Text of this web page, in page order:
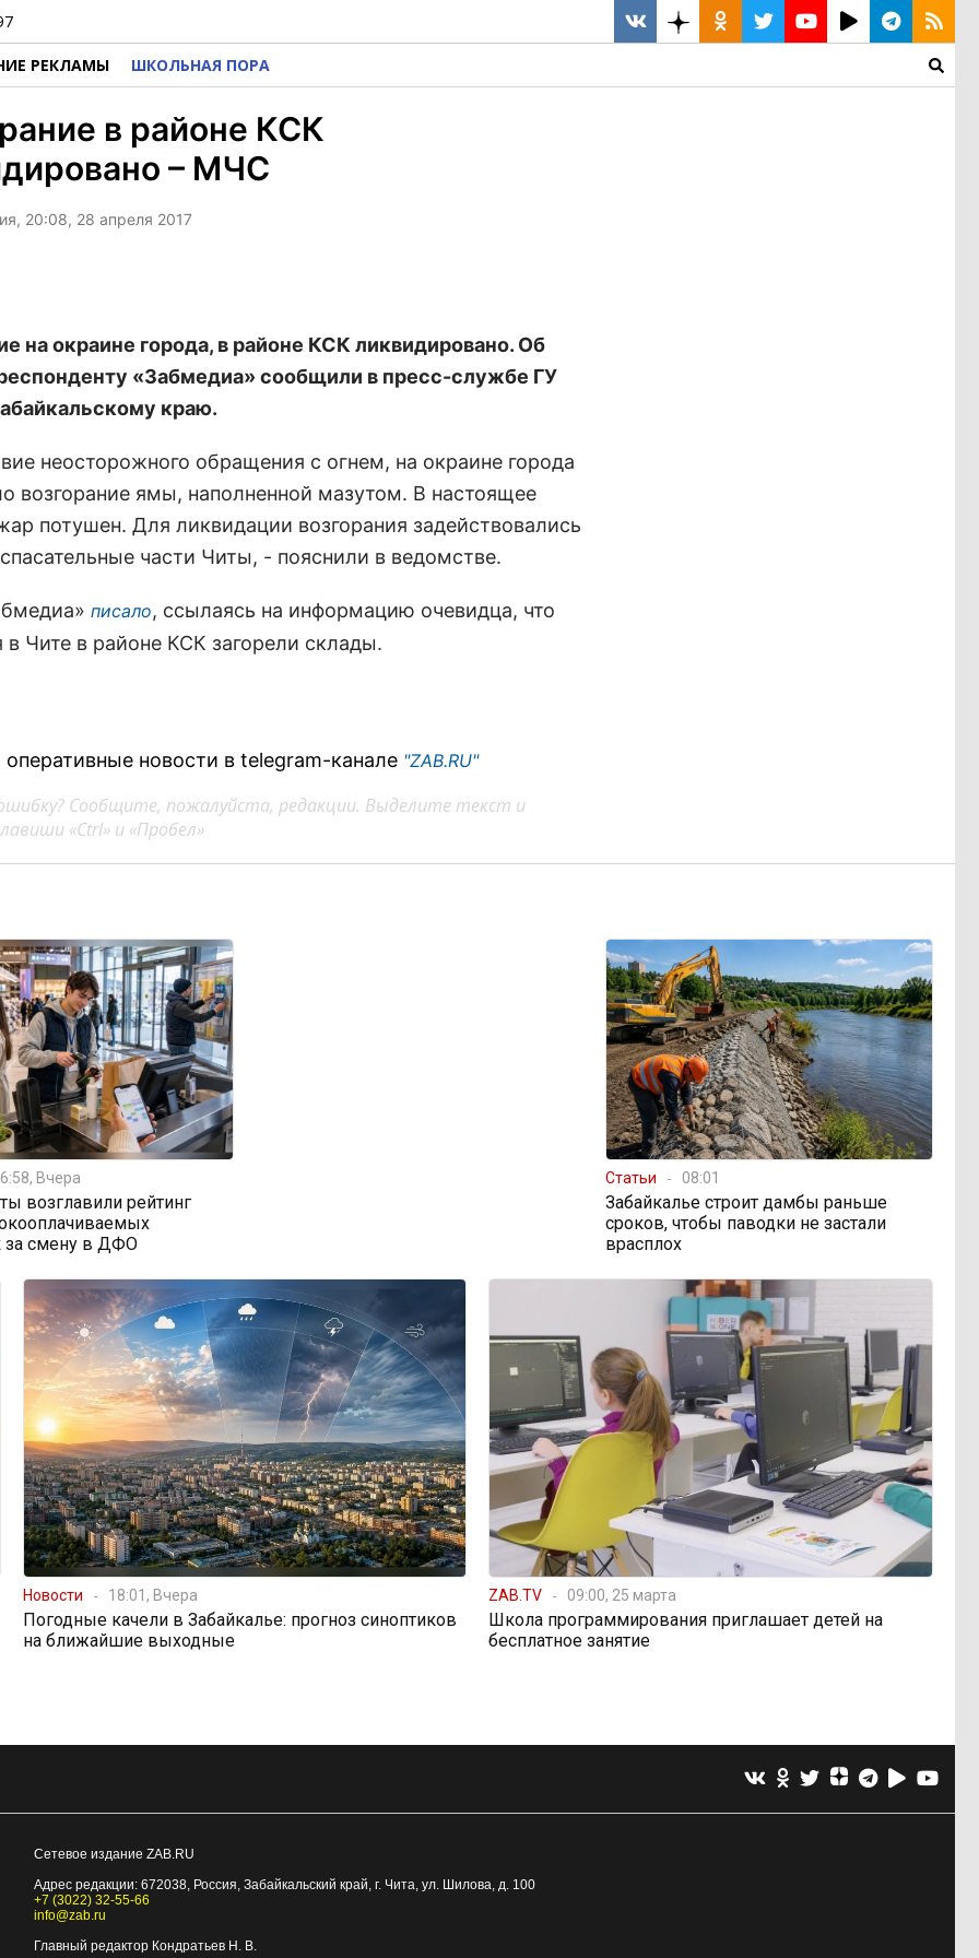
РЕКЛАМЫ ШКОЛЬНАЯ ПОРА
в районе КСК
– МЧС
20:08, 28 апреля 2017
на окраине города, в районе КСК ликвидировано. Об
«Забмедиа» сообщили в пресс-службе ГУ
краю.
неосторожного обращения с огнем, на окраине города
возгорание ямы, наполненной мазутом. В настоящее
потушен. Для ликвидации возгорания задействовались
части Читы, - пояснили в ведомстве.
писало, ссылаясь на информацию очевидца, что
в Чите в районе КСК загорели склады.
новости в telegram-канале "ZAB.RU"
Сообщите, пожалуйста, редакции. Выделите текст и
«Ctrl» и «Пробел»
Вчера
возглавили рейтинг
за смену в ДФО
Статьи 08:01
Забайкалье строит дамбы раньше
сроков, чтобы паводки не застали
врасплох
Новости 18:01, Вчера
Погодные качели в Забайкалье: прогноз синоптиков
на ближайшие выходные
ZAB.TV 09:00, 25 марта
Школа программирования приглашает детей на
бесплатное занятие
Сетевое издание ZAB.RU
Адрес редакции: 672038, Россия, Забайкальский край, г. Чита, ул. Шилова, д. 100
+7 (3022) 32-55-66
info@zab.ru
Главный редактор Кондратьев Н. В.